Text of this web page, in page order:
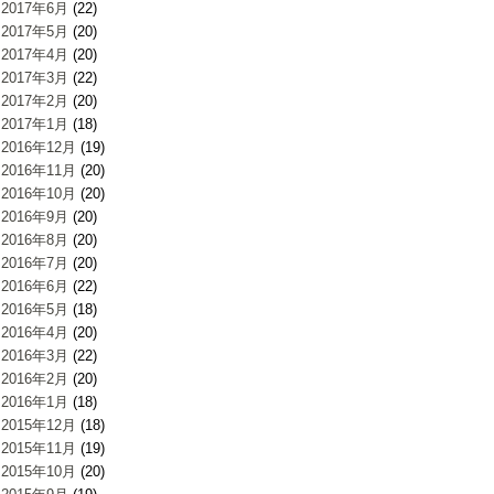
2017年6月 (22)
2017年5月 (20)
2017年4月 (20)
2017年3月 (22)
2017年2月 (20)
2017年1月 (18)
2016年12月 (19)
2016年11月 (20)
2016年10月 (20)
2016年9月 (20)
2016年8月 (20)
2016年7月 (20)
2016年6月 (22)
2016年5月 (18)
2016年4月 (20)
2016年3月 (22)
2016年2月 (20)
2016年1月 (18)
2015年12月 (18)
2015年11月 (19)
2015年10月 (20)